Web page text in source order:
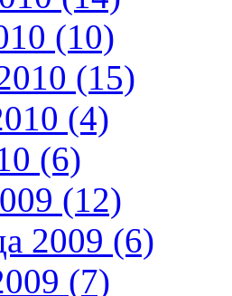
(10)
(15)
(4)
(6)
(12)
2009 (6)
(7)